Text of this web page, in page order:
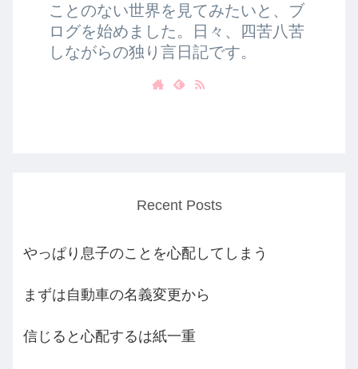
ことのない世界を見てみたいと、ブ
ログを始めました。日々、四苦八苦
しながらの独り言日記です。
Recent Posts
やっぱり息子のことを心配してしまう
まずは自動車の名義変更から
信じると心配するは紙一重